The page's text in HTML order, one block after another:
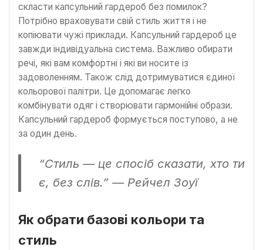
скласти капсульний гардероб без помилок?
Потрібно враховувати свій стиль життя і не
копіювати чужі приклади. Капсульний гардероб це
завжди індивідуальна система. Важливо обирати
речі, які вам комфортні і які ви носите із
задоволенням. Також слід дотримуватися єдиної
кольорової палітри. Це допомагає легко
комбінувати одяг і створювати гармонійні образи.
Капсульний гардероб формується поступово, а не
за один день.
“Стиль — це спосіб сказати, хто ти
є, без слів.” — Рейчел Зоуї
Як обрати базові кольори та
стиль